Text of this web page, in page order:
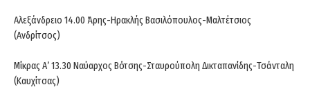
Αλεξάνδρειο 14.00 Άρης-Ηρακλής Βασιλόπουλος-Μαλτέτσιος
(Ανδρίτσος)
Μίκρας Α’ 13.30 Ναύαρχος Βότσης-Σταυρούπολη Δικταπανίδης-Τσάνταλη
(Καυχίτσας)